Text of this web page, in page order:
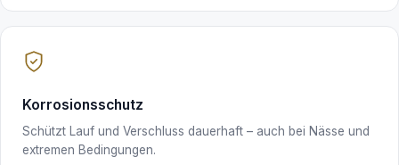
Korrosionsschutz
Schützt Lauf und Verschluss dauerhaft – auch bei Nässe und
extremen Bedingungen.